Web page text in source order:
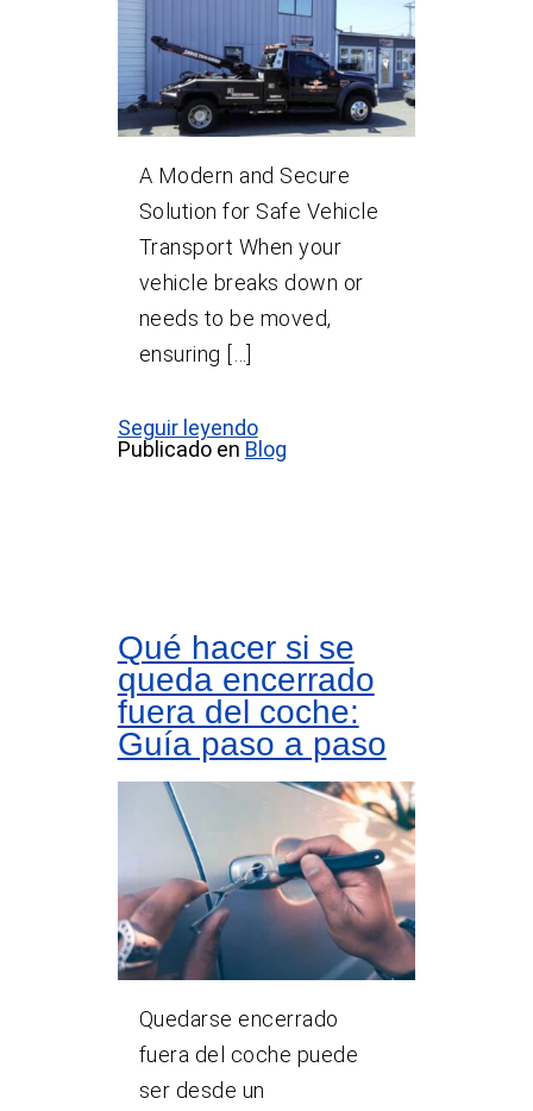
A Modern and Secure
Solution for Safe Vehicle
Transport When your
vehicle breaks down or
needs to be moved,
ensuring […]
Seguir leyendo
Publicado en Blog
Qué hacer si se
queda encerrado
fuera del coche:
Guía paso a paso
Quedarse encerrado
fuera del coche puede
ser desde un